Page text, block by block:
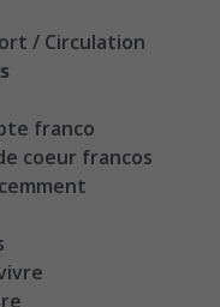
/ Circulation
franco
coeur francos